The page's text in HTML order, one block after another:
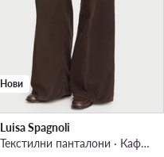
Нови
Luisa Spagnoli
Текстилни панталони · Кафяв · Regular Fit